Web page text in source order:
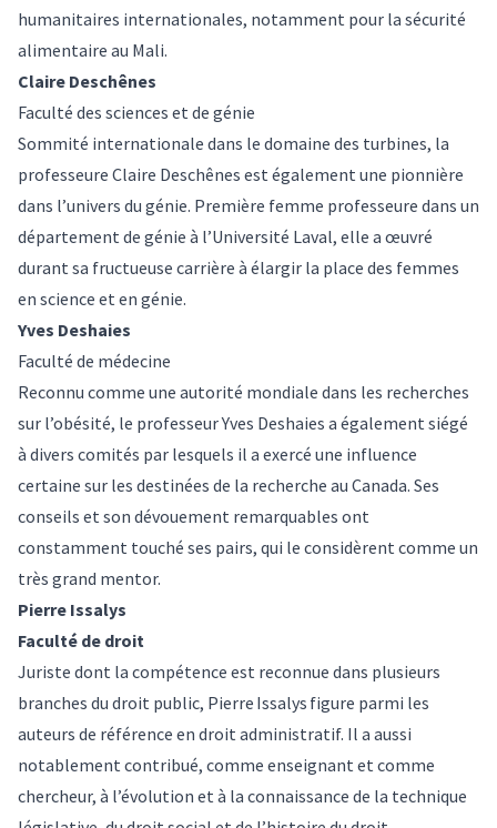
humanitaires internationales, notamment pour la sécurité
alimentaire au Mali.
Claire Deschênes
Faculté des sciences et de génie
Sommité internationale dans le domaine des turbines, la
professeure Claire Deschênes est également une pionnière
dans l’univers du génie. Première femme professeure dans un
département de génie à l’Université Laval, elle a œuvré
durant sa fructueuse carrière à élargir la place des femmes
en science et en génie.
Yves Deshaies
Faculté de médecine
Reconnu comme une autorité mondiale dans les recherches
sur l’obésité, le professeur Yves Deshaies a également siégé
à divers comités par lesquels il a exercé une influence
certaine sur les destinées de la recherche au Canada. Ses
conseils et son dévouement remarquables ont
constamment touché ses pairs, qui le considèrent comme un
très grand mentor.
Pierre Issalys
Faculté de droit
Juriste dont la compétence est reconnue dans plusieurs
branches du droit public, Pierre Issalys figure parmi les
auteurs de référence en droit administratif. Il a aussi
notablement contribué, comme enseignant et comme
chercheur, à l’évolution et à la connaissance de la technique